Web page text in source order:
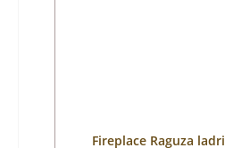
Fireplace Raguza